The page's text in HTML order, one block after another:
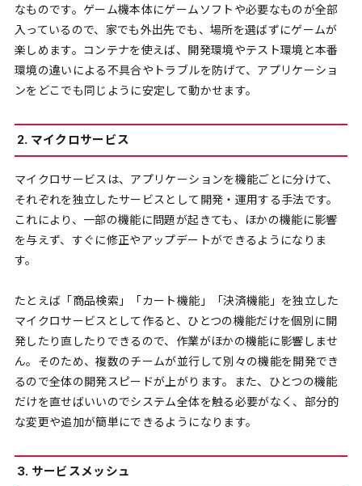
なものです。ゲーム機本体にゲームソフトや必要なものが全部
入っているので、家でも外出先でも、場所を選ばずにゲームが
楽しめます。コンテナを使えば、開発環境やテスト環境と本番
環境の違いによる不具合やトラブルを防げて、アプリケーショ
ンをどこでも同じように安定して動かせます。
2. マイクロサービス
マイクロサービスは、アプリケーションを機能ごとに分けて、
それぞれを独立したサービスとして開発・運用する手法です。
これにより、一部の機能に問題が起きても、ほかの機能に影響
を与えず、すぐに修正やアップデートができるようになりま
す。
たとえば「商品検索」「カート機能」「決済機能」を独立した
マイクロサービスとして作ると、ひとつの機能だけを個別に開
発したり直したりできるので、作業がほかの機能に影響しませ
ん。そのため、複数のチームが並行して別々の機能を開発でき
るので全体の開発スピードが上がります。また、ひとつの機能
だけを直せばいいのでシステム全体を触る必要がなく、部分的
な変更や追加が簡単にできるようになります。
3. サービスメッシュ